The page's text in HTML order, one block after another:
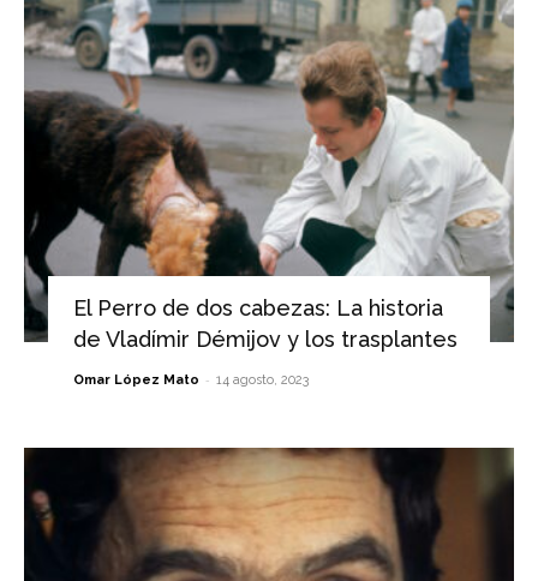
El Perro de dos cabezas: La historia
de Vladímir Démijov y los trasplantes
Omar López Mato - 14 agosto, 2023